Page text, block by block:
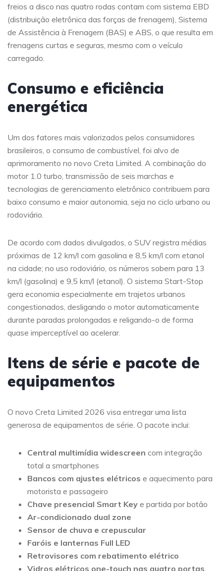
freios a disco nas quatro rodas contam com sistema EBD
(distribuição eletrônica das forças de frenagem), Sistema
de Assistência à Frenagem (BAS) e ABS, o que resulta em
frenagens curtas e seguras, mesmo com o veículo
carregado.
Consumo e eficiência
energética
Um dos fatores mais valorizados pelos consumidores
brasileiros, o consumo de combustível, foi alvo de
aprimoramento no novo Creta Limited. A combinação do
motor 1.0 turbo, transmissão de seis marchas e
tecnologias de gerenciamento eletrônico contribuem para
baixo consumo e maior autonomia, seja no ciclo urbano ou
rodoviário.
De acordo com dados divulgados, o SUV registra médias
próximas de 12 km/l com gasolina e 8,5 km/l com etanol
na cidade; no uso rodoviário, os números sobem para 13
km/l (gasolina) e 9,5 km/l (etanol). O sistema Start-Stop
gera economia especialmente em trajetos urbanos
congestionados, desligando o motor automaticamente
durante paradas prolongadas e religando-o de forma
quase imperceptível ao acelerar.
Itens de série e pacote de
equipamentos
O novo Creta Limited 2026 visa entregar uma lista
generosa de equipamentos de série. O pacote inclui:
Central multimídia widescreen com integração
total a smartphones
Bancos com ajustes elétricos e aquecimento para
motorista e passageiro
Chave presencial Smart Key e partida por botão
Ar-condicionado dual zone
Sensor de chuva e crepuscular
Faróis e lanternas Full LED
Retrovisores com rebatimento elétrico
Vidros elétricos one-touch nas quatro portas